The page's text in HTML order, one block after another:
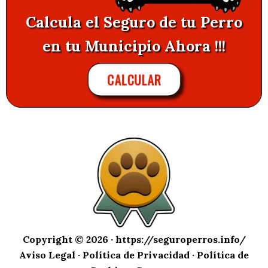
Calcula el Seguro de tu Perro
en tu Municipio Ahora !!!
CALCULAR
Copyright © 2026 · https://seguroperros.info/
Aviso Legal · Política de Privacidad · Política de